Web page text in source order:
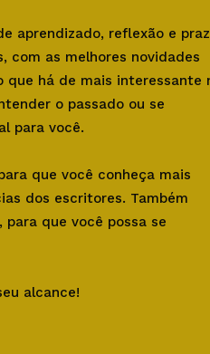
aprendizado, reflexão e
com as melhores novidades
que há de mais interessante
o passado ou se
para você.
que você conheça mais
dos escritores. Também
que você possa se
alcance!